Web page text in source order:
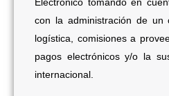
con la administración de un
logística, comisiones a
pagos electrónicos y/o la
internacional.